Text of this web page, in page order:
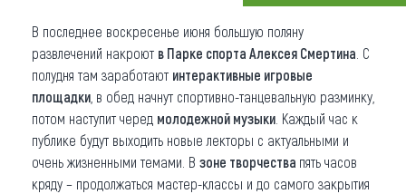
Что привезти (сувениры)
О регионе
Коллекция впечатлений
Другие рубрики
В последнее воскресенье июня большую поляну
развлечений накроют в Парке спорта Алексея Смертина . С
полудня там заработают интерактивные игровые
площадки , в обед начнут спортивно-танцевальную разминку,
потом наступит черед молодежной музыки . Каждый час к
публике будут выходить новые лекторы с актуальными и
очень жизненными темами. В зоне творчества пять часов
кряду – продолжаться мастер-классы и до самого закрытия